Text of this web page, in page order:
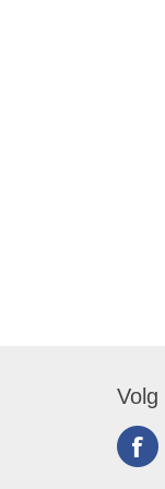
Volg